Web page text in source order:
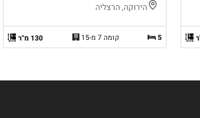
הירוקה, הרצליה
5 קומה 7 מ-15 130 מ"ר